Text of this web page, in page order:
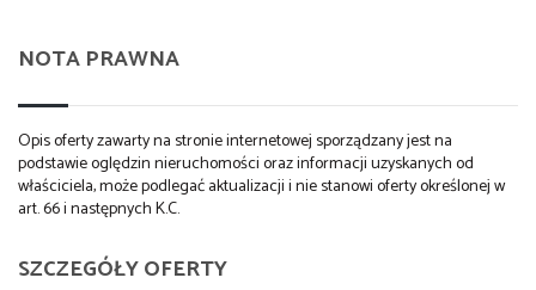
NOTA PRAWNA
Opis oferty zawarty na stronie internetowej sporządzany jest na
podstawie oględzin nieruchomości oraz informacji uzyskanych od
właściciela, może podlegać aktualizacji i nie stanowi oferty określonej w
art. 66 i następnych K.C.
SZCZEGÓŁY OFERTY